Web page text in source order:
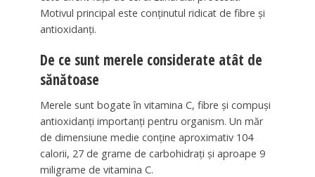
Motivul principal este conținutul ridicat de fibre și
antioxidanți.
De ce sunt merele considerate atât de
sănătoase
Merele sunt bogate în vitamina C, fibre și compuși
antioxidanți importanți pentru organism. Un măr
de dimensiune medie conține aproximativ 104
calorii, 27 de grame de carbohidrați și aproape 9
miligrame de vitamina C.